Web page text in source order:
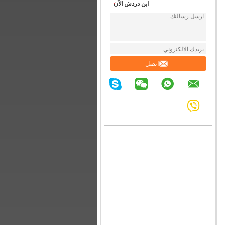
ابن دردش الآن
اتصل